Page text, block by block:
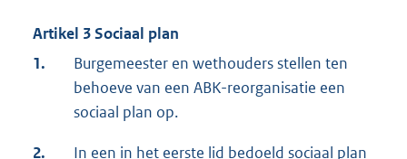
Artikel 3 Sociaal plan
1.
Burgemeester en wethouders stellen ten
behoeve van een ABK-reorganisatie een
sociaal plan op.
2.
In een in het eerste lid bedoeld sociaal plan